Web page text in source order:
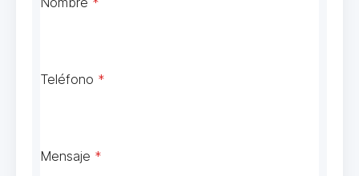
Teléfono *
Mensaje *